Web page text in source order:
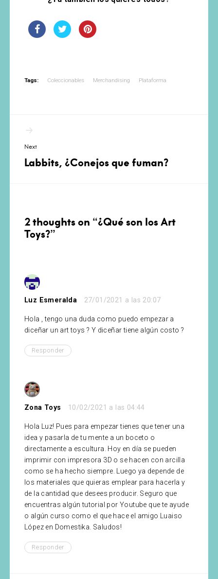
Tags: Coleccionables Merchandising Plataforma
de
entradas
Next
Labbits, ¿Conejos que fuman?
2 thoughts on “¿Qué son los Art
Toys?”
Luz Esmeralda 27/01/2021 a las 20:07
Hola , tengo una duda como puedo empezar a
diceñar un art toys ? Y diceñar tiene algún costo ?
Responder
Zona Toys 10/02/2021 a las 04:44
Hola Luz! Pues para empezar tienes que tener una
idea y pasarla de tu mente a un boceto o
directamente a escultura. Hoy en día se pueden
imprimir con impresora 3D o se hacen con arcilla
como se ha hecho siempre. Luego ya depende de
los materiales que quieras emplear para hacerla y
de la cantidad que desees producir. Seguro que
encuentras algún tutorial por Youtube que te ayude
o algún curso como el que hace el amigo Luaiso
López en Domestika. Saludos!
Responder